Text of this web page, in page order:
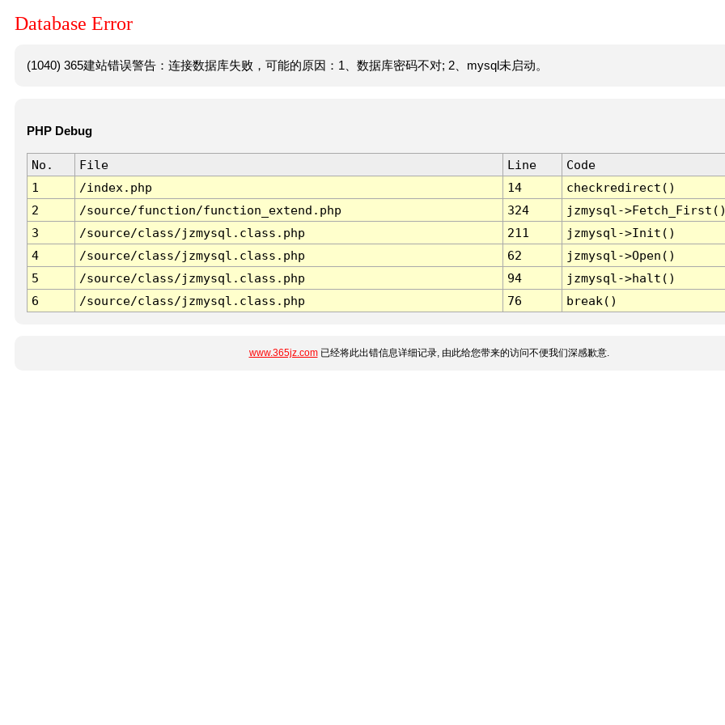
Database Error
(1040) 365建站错误警告：连接数据库失败，可能的原因：1、数据库密码不对; 2、mysql未启动。
PHP Debug
No. File Line
Code
1
/index.php 14
checkredirect()
2
/source/function/function_extend.php 324
jzmysql-
3
/source/class/jzmysql.class.php 211
jzmysql->Init()
4
/source/class/jzmysql.class.php 62
jzmysql->Open()
5
/source/class/jzmysql.class.php 94
jzmysql->halt()
6
/source/class/jzmysql.class.php 76 break()
www.365jz.com已经将此出错信息详细记录, 由此给您带来的访问不便我们深感歉意.